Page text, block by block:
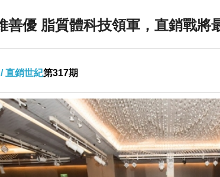
2018直銷黑馬：維善優 脂質體科技領軍，直
/ 直銷世紀第317期